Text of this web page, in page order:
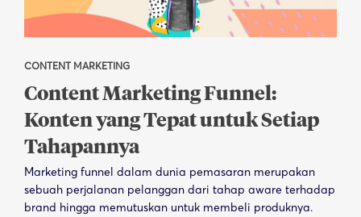
CONTENT MARKETING
Content Marketing Funnel:
Konten yang Tepat untuk Setiap
Tahapannya
Marketing funnel dalam dunia pemasaran merupakan
sebuah perjalanan pelanggan dari tahap aware terhadap
brand hingga memutuskan untuk membeli produknya.